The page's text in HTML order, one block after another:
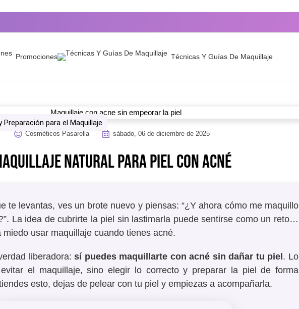
Promociones Técnicas Y Guías De Maquillaje
Preparación para el Maquillaje
Cosméticos Pasarella sábado, 06 de diciembre de 2025
NATURAL PARA PIEL CON ACNÉ
te levantas, ves un brote nuevo y piensas: “¿Y ahora cómo me maquillo
La idea de cubrirte la piel sin lastimarla puede sentirse como un reto…
miedo usar maquillaje cuando tienes acné.
liberadora:sí puedes maquillarte con acné sin dañar tu piel . Lo
el maquillaje, sinoelegir lo correcto y preparar la piel de forma
esto, dejas de pelear con tu piel y empiezas a acompañarla.